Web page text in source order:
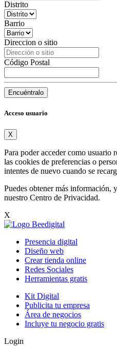
Distrito
Barrio
Direccion o sitio
Código Postal
Encuéntralo
Acceso usuario
X
Para poder acceder como usuario
las cookies de preferencias o
intentes de nuevo cuando se
Puedes obtener más información,
nuestro Centro de Privacidad.
X
Presencia digital
Diseño web
Crear tienda online
Redes Sociales
Herramientas gratis
Kit Digital
Publicita tu empresa
Área de negocios
Incluye tu negocio gratis
Login